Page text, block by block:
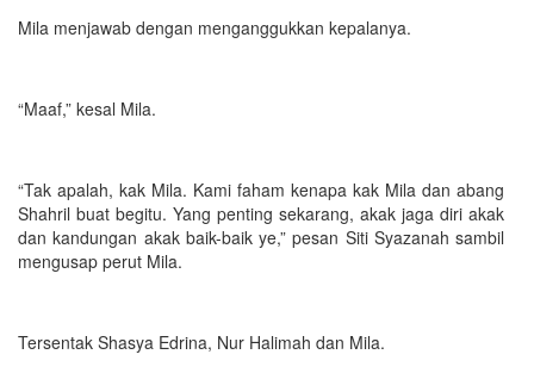
Mila menjawab dengan menganggukkan kepalanya.
“Maaf,” kesal Mila.
“Tak apalah, kak Mila. Kami faham kenapa kak Mila dan abang
Shahril buat begitu. Yang penting sekarang, akak jaga diri akak
dan kandungan akak baik-baik ye,” pesan Siti Syazanah sambil
mengusap perut Mila.
Tersentak Shasya Edrina, Nur Halimah dan Mila.